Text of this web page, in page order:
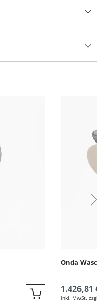
Quickbuy
Onda
1.426,81 €
inkl. MwSt. zzgl.